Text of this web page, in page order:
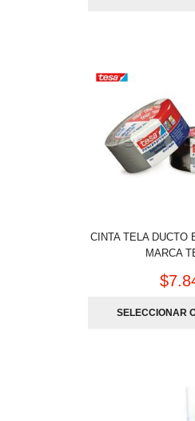
CINTA TELA DUCTO
MARCA
$
SELECCIONAR